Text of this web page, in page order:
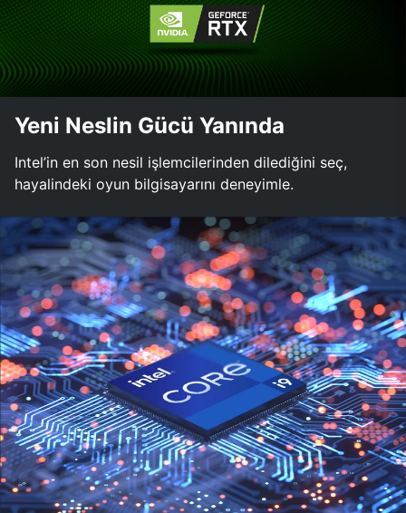
Yeni Neslin Gücü Yanında
Intel’in en son nesil işlemcilerinden dilediğini seç,
hayalindeki oyun bilgisayarını deneyimle.